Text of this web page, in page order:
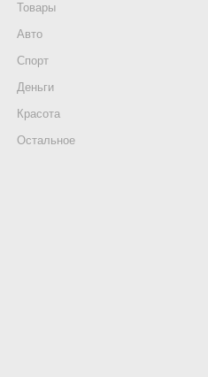
Товары
Авто
Спорт
Деньги
Красота
Остальное